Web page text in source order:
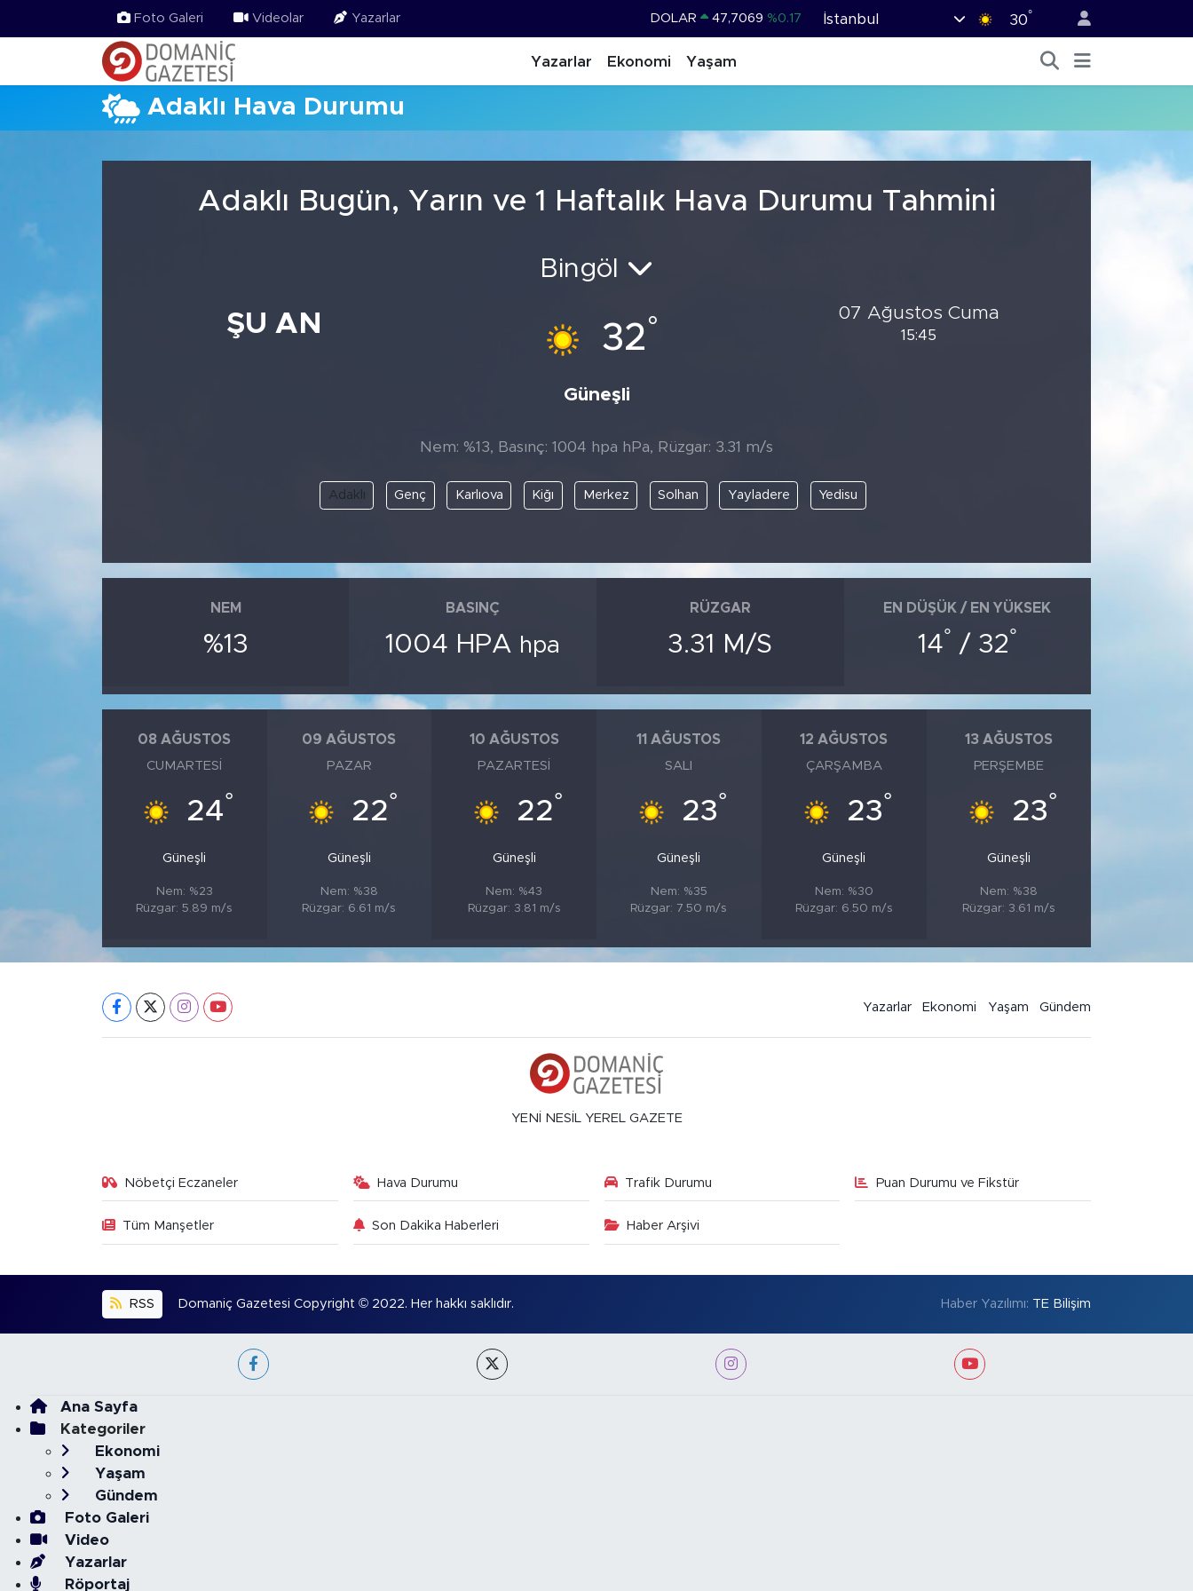
Foto Galeri Videolar Yazarlar DOLAR 47,7069 %0.17
STERLİN 64,1897 %0.02
BİST100 13.887
İstanbul 30°
Yazarlar Ekonomi Yaşam
Adaklı Hava Durumu
Adaklı Bugün, Yarın ve 1 Haftalık Hava Durumu Tahmini
ŞU AN
Bingöl
32°
Güneşli
07 Ağustos Cuma
15:45
Nem: %13, Basınç: 1004 hpa hPa, Rüzgar: 3.31 m/s
Adaklı Genç Karlıova Kiğı Merkez Solhan Yayladere Yedisu
NEM
%13
BASINÇ
1004 HPA hpa
RÜZGAR
3.31 M/S
EN DÜŞÜK / EN YÜKSEK
14° / 32°
08 AĞUSTOS
CUMARTESI
24°
Güneşli
Nem: %23
Rüzgar: 5.89 m/s
09 AĞUSTOS
PAZAR
22°
Güneşli
Nem: %38
Rüzgar: 6.61 m/s
10 AĞUSTOS
PAZARTESI
22°
Güneşli
Nem: %43
Rüzgar: 3.81 m/s
11 AĞUSTOS
SALI
23°
Güneşli
Nem: %35
Rüzgar: 7.50 m/s
12 AĞUSTOS
ÇARŞAMBA
23°
Güneşli
Nem: %30
Rüzgar: 6.50 m/s
13 AĞUSTOS
PERŞEMBE
23°
Güneşli
Nem: %38
Rüzgar: 3.61 m/s
Yazarlar Ekonomi Yaşam Gündem
YENİ NESİL YEREL GAZETE
Nöbetçi Eczaneler Hava Durumu Trafik Durumu Puan Durumu ve Fikstür
Tüm Manşetler Son Dakika Haberleri Haber Arşivi
RSS Domaniç Gazetesi Copyright © 2022. Her hakkı saklıdır. Haber Yazılımı: TE Bilişim
Ana Sayfa
Kategoriler
Ekonomi
Yaşam
Gündem
Foto Galeri
Video
Yazarlar
Röportaj